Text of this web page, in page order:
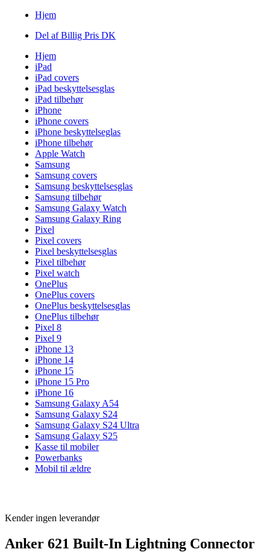
Hjem
Del af Billig Pris DK
Hjem
iPad
iPad covers
iPad beskyttelsesglas
iPad tilbehør
iPhone
iPhone covers
iPhone beskyttelseglas
iPhone tilbehør
Apple Watch
Samsung
Samsung covers
Samsung beskyttelsesglas
Samsung tilbehør
Samsung Galaxy Watch
Samsung Galaxy Ring
Pixel
Pixel covers
Pixel beskyttelsesglas
Pixel tilbehør
Pixel watch
OnePlus
OnePlus covers
OnePlus beskyttelsesglas
OnePlus tilbehør
Pixel 8
Pixel 9
iPhone 13
iPhone 14
iPhone 15
iPhone 15 Pro
iPhone 16
Samsung Galaxy A54
Samsung Galaxy S24
Samsung Galaxy S24 Ultra
Samsung Galaxy S25
Kasse til mobiler
Powerbanks
Mobil til ældre
Kender ingen leverandør
Anker 621 Built-In Lightning Connector